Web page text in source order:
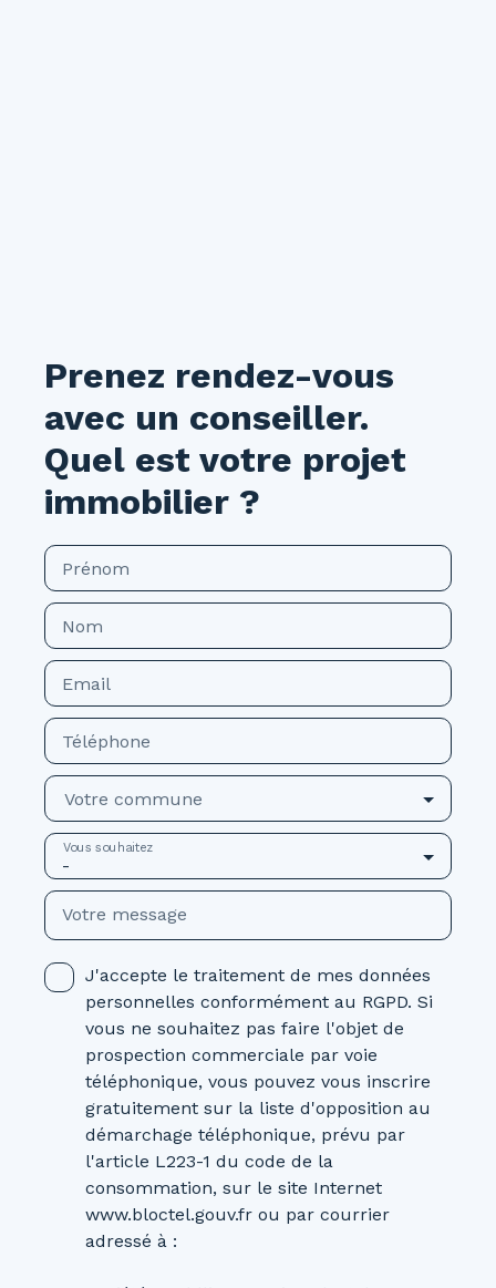
Prenez rendez-vous
avec un conseiller.
Quel est votre projet
immobilier ?
Prénom
Nom
Email
Téléphone
Votre commune
-
Vous souhaitez
Votre message
J'accepte le traitement de mes données
personnelles conformément au RGPD. Si
vous ne souhaitez pas faire l'objet de
prospection commerciale par voie
téléphonique, vous pouvez vous inscrire
gratuitement sur la liste d'opposition au
démarchage téléphonique, prévu par
l'article L223-1 du code de la
consommation, sur le site Internet
www.bloctel.gouv.fr ou par courrier
adressé à :